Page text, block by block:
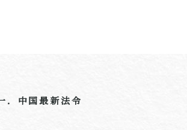
．中国最新法令